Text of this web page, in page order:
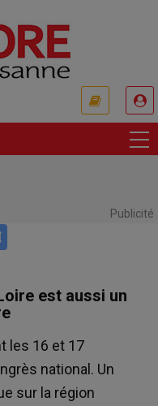
Publicité
est aussi un
les 16 et 17
national. Un
sur la région